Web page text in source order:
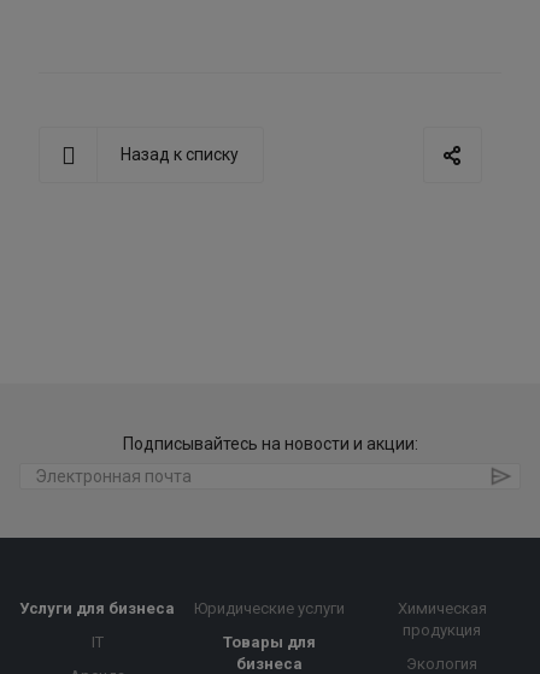
Назад к списку
Подписывайтесь на новости и акции:
Услуги для бизнеса
IT
Юридические услуги
Товары для
бизнеса
Химическая
продукция
Экология